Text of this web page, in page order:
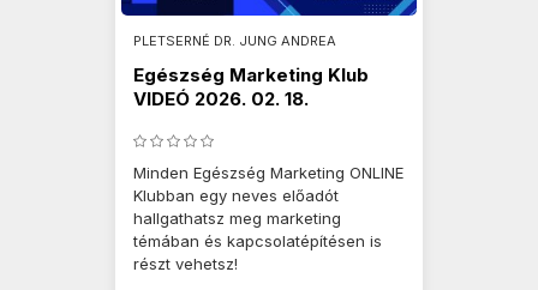
PLETSERNÉ DR. JUNG ANDREA
Egészség Marketing Klub
VIDEÓ 2026. 02. 18.
Minden Egészség Marketing ONLINE
Klubban egy neves előadót
hallgathatsz meg marketing
témában és kapcsolatépítésen is
részt vehetsz!